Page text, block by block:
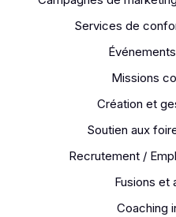
Services de
Missions
Création et
Soutien aux
Recrutement /
Fusions et
Coaching